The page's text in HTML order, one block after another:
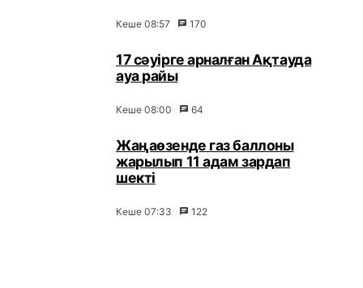
Кеше 08:57 170
17 сәуірге арналған Ақтауда
ауа райы
Кеше 08:00 64
Жаңаөзенде газ баллоны
жарылып 11 адам зардап
шекті
Кеше 07:33 122